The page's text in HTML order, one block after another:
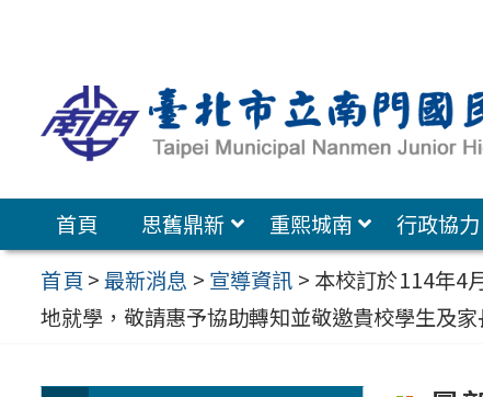
容
區
首頁 思舊鼎新 重熙城南 行政協力
首頁 >最新消息 > 宣導資訊 > 本校訂於114年4
地就學，敬請惠予協助轉知並敬邀貴校學生及